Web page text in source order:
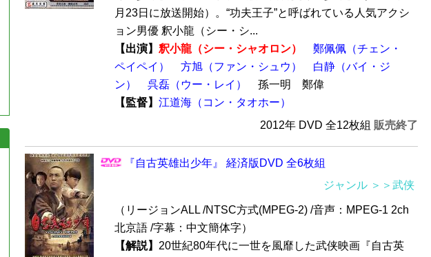
月23日に放送開始）。“功夫王子”と呼ばれている人気アクシ
ョン男優 釈小龍（シー・シ...
【出演】 釈小龍（シー・シャオロン）
鄭佩佩（チェン・
ペイペイ）
方旭（ファン・シュウ）
白静（バイ・ジ
ン）
呉磊（ウー・レイ）
孫一明 鄭偉
【監督】 江道海（コン・タオホー）
2012年 DVD 全12枚組 販売終了
『自古英雄出少年』 経済版DVD 全6枚組
ジャンル ＞＞武侠
（リージョンALL /NTSC方式(MPEG-2) /音声：MPEG-1 2ch
北京語 /字幕：中文簡体字）
【解説】 20世紀80年代に一世を風靡した武侠映画『自古英